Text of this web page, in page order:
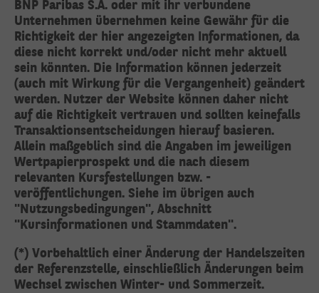
BNP Paribas S.A. oder mit ihr verbundene
Unternehmen übernehmen keine Gewähr für die
Richtigkeit der hier angezeigten Informationen, da
diese nicht korrekt und/oder nicht mehr aktuell
sein könnten. Die Information können jederzeit
(auch mit Wirkung für die Vergangenheit) geändert
werden. Nutzer der Website können daher nicht
auf die Richtigkeit vertrauen und sollten keinefalls
Transaktionsentscheidungen hierauf basieren.
Allein maßgeblich sind die Angaben im jeweiligen
Wertpapierprospekt und die nach diesem
relevanten Kursfestellungen bzw. -
veröffentlichungen. Siehe im übrigen auch
"Nutzungsbedingungen", Abschnitt
"Kursinformationen und Stammdaten".
(*) Vorbehaltlich einer Änderung der Handelszeiten
der Referenzstelle, einschließlich Änderungen beim
Wechsel zwischen Winter- und Sommerzeit.